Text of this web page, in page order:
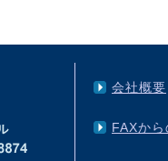
会社概要
FAXか